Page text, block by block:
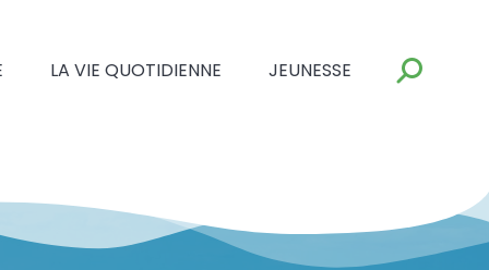
LA VIE QUOTIDIENNE JEUNESSE